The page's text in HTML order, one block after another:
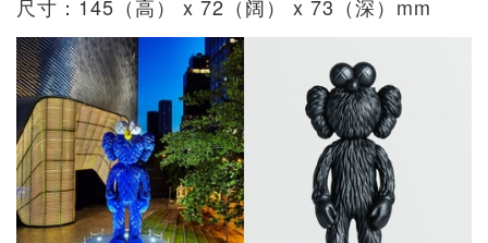
尺寸：145（高） x 72（阔） x 73（深）mm